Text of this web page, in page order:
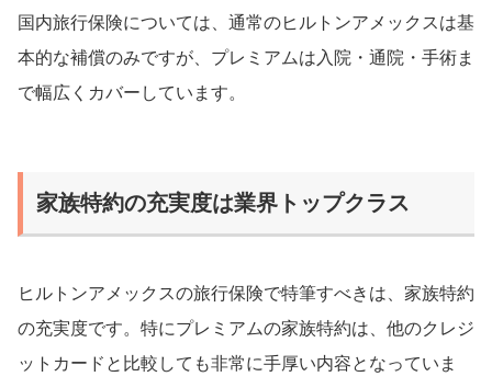
国内旅行保険については、通常のヒルトンアメックスは基
本的な補償のみですが、プレミアムは入院・通院・手術ま
で幅広くカバーしています。
家族特約の充実度は業界トップクラス
ヒルトンアメックスの旅行保険で特筆すべきは、家族特約
の充実度です。特にプレミアムの家族特約は、他のクレジ
ットカードと比較しても非常に手厚い内容となっていま